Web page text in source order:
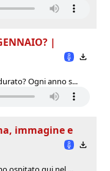
|
Ogni anno s...
immagine e